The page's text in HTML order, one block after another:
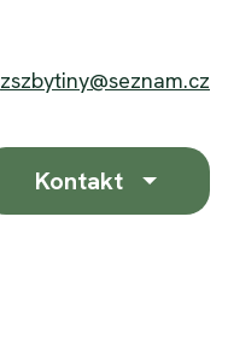
zszbytiny@seznam.cz
Kontakt